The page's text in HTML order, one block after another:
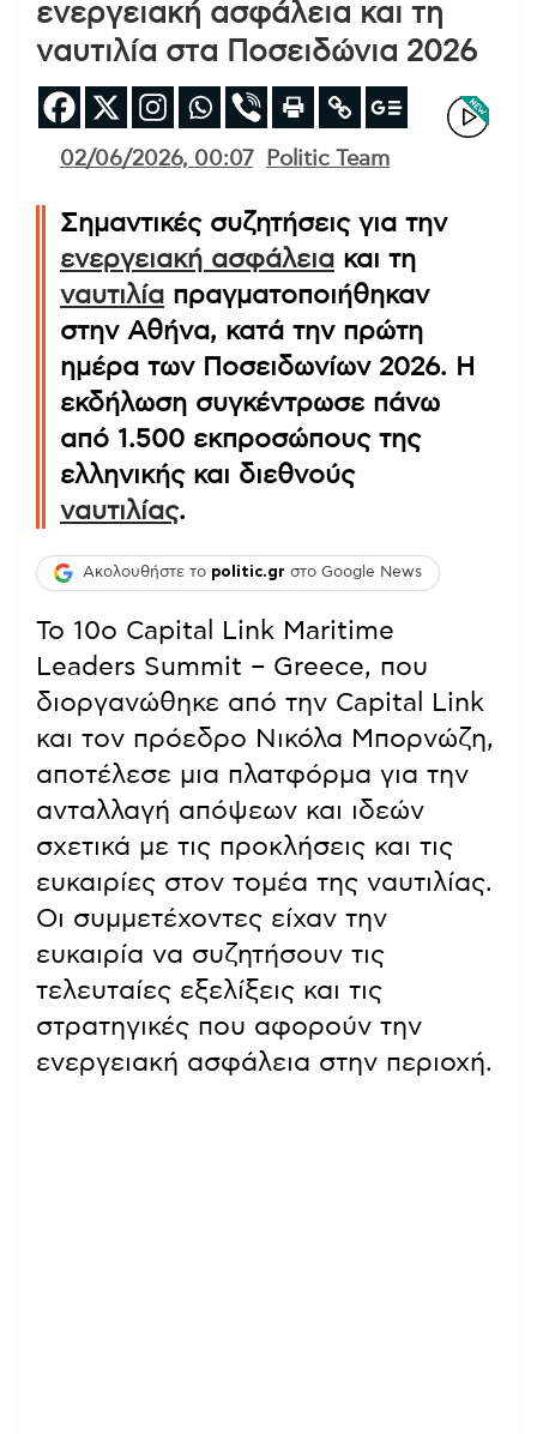
ενεργειακή ασφάλεια και τη
ναυτιλία στα Ποσειδώνια 2026
02/06/2026, 00:07 Politic Team
Σημαντικές συζητήσεις για την
ενεργειακή ασφάλεια και τη
ναυτιλία πραγματοποιήθηκαν
στην Αθήνα, κατά την πρώτη
ημέρα των Ποσειδωνίων 2026. Η
εκδήλωση συγκέντρωσε πάνω
από 1.500 εκπροσώπους της
ελληνικής και διεθνούς
ναυτιλίας.
Ακολουθήστε το politic.gr στο Google News
Το 10ο Capital Link Maritime
Leaders Summit – Greece, που
διοργανώθηκε από την Capital Link
και τον πρόεδρο Νικόλα Μπορνώζη,
αποτέλεσε μια πλατφόρμα για την
ανταλλαγή απόψεων και ιδεών
σχετικά με τις προκλήσεις και τις
ευκαιρίες στον τομέα της ναυτιλίας.
Οι συμμετέχοντες είχαν την
ευκαιρία να συζητήσουν τις
τελευταίες εξελίξεις και τις
στρατηγικές που αφορούν την
ενεργειακή ασφάλεια στην περιοχή.